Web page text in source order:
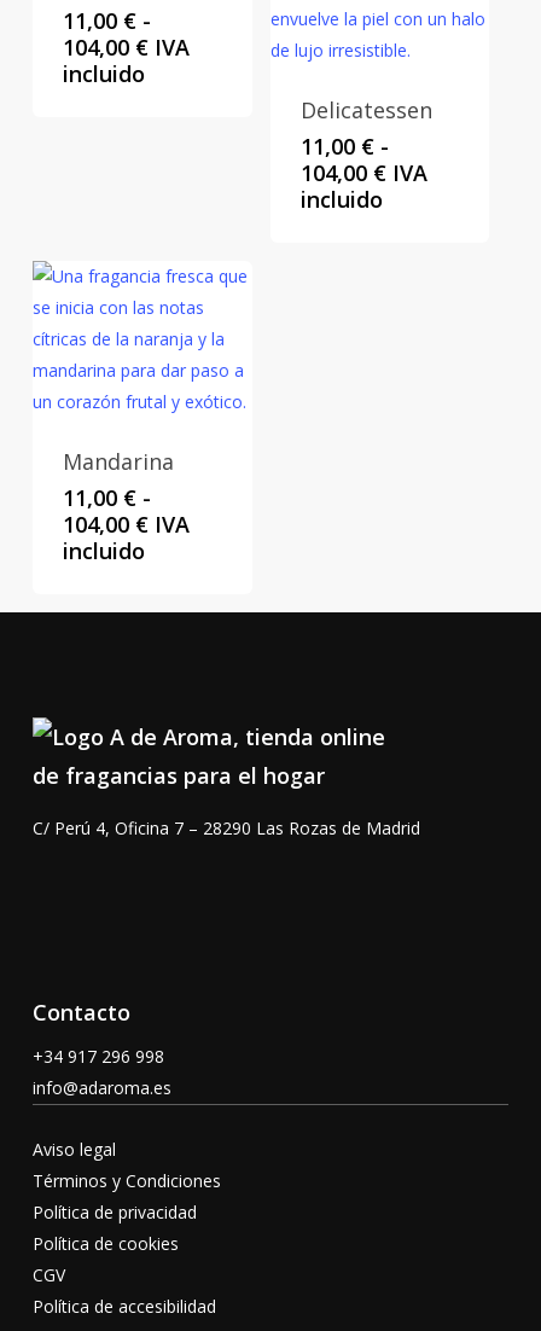
11,00 € -
104,00 €Rango
IVA
incluido
Delicatessen
11,00 € -
104,00 €Rango
IVA
incluido
Mandarina
11,00 € -
104,00 €Rango
IVA
incluido
C/ Perú 4, Oficina 7 – 28290 Las Rozas de Madrid
Contacto
+34 917 296 998
info@adaroma.es
Aviso legal
Términos y Condiciones
Política de privacidad
Política de cookies
CGV
Política de accesibilidad